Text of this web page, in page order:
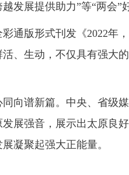
发展提供助力”等“两会”
版形式刊发《2022年，
、生动，不仅具有强大
谱新篇。中央、省级媒
展强音，展示出太原良
凝聚起强大正能量。